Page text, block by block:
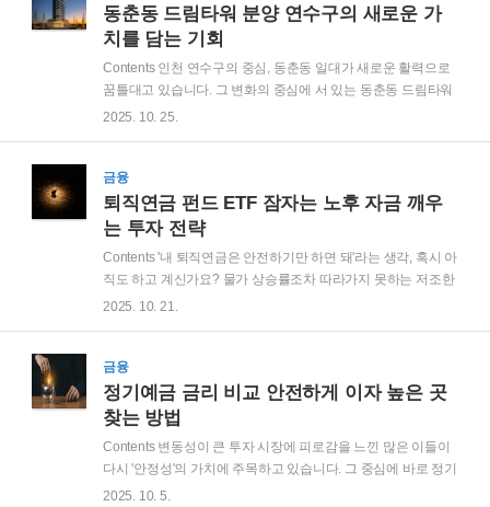
합적으로 작용하는 과정입니다. 내 소중한 월급에서 빠져나가
는 이 돈의 정체를 명확히 파헤쳐 봅니다. 1. 직장 의료보험료 계
공식은 [보수월액 × 건강보험료율]입니다. 많은 직장인이 자신
의 '기본급'이나 '세전 연봉'을 기준으로 생각하지만, 실제 기준이
되는 것은 바로 보수월액이라는..
동춘동 드림타워 분양 연수구의 새로운 가
치를 담는 기회
Contents 인천 연수구의 중심, 동춘동 일대가 새로운 활력으로
꿈틀대고 있습니다. 그 변화의 중심에 서 있는 동춘동 드림타워
분양 소식은 지역 부동산 시장에 신선한 바람을 불어넣으며 투
후 수요를 품은 동춘동 상권의 미래 가치를 담보하는 상징적인
프로젝트로 평가받습니다. 이 기회를 어떻게 바라보고 접근해
야 할지, 그 투자 가치를 분석해 봅니다. 1. 동춘동 드림타워 분
로 입지적 강점입니다. 인천지하철 1호선 동춘역 역세권에 위치
하여 뛰어난 교통 환경을 자랑하며, 제2경인고속도로, 영동고속
도로 등 광역 교통망 접근성 또한 우..
2025. 10. 25.
금융
퇴직연금 펀드 ETF 잠자는 노후 자금 깨우
는 투자 전략
Contents '내 퇴직연금은 안전하기만 하면 돼'라는 생각, 혹시 아
직도 하고 계신가요? 물가 상승률조차 따라가지 못하는 저조한
수익률은 장기적으로 볼 때 오히려 내 노후 자산의 가치를 갉아
벌 분산투자가 가능한 퇴직연금 펀드 ETF를 활용하여, 잠자고
있는 당신의 노후 자금을 깨우는 구체적인 투자 전략을 알려드
립니다. 1. 퇴직연금 펀드 ETF 왜 수익률 관리가 중요할까퇴직
닌 필수입니다. 퇴직연금은 최소 10년에서 길게는 30년 이상 운
용되는 초장기 투자 상품입니다. 연평균 수익률이 단 1%만 차
이가 나도, 복리..
2025. 10. 21.
금융
정기예금 금리 비교 안전하게 이자 높은 곳
찾는 방법
Contents 변동성이 큰 투자 시장에 피로감을 느낀 많은 이들이
다시 '안정성'의 가치에 주목하고 있습니다. 그 중심에 바로 정기
예금이 있죠. 하지만 제로금리 시대가 막을 내리면서, 이제는
2025. 10. 5.